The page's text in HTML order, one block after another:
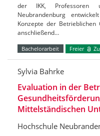
der IKK, Professoren
Neubrandenburg
Konzepte der Betrieblichen
anschließend…
Bachelorarbeit Freier
Sylvia Bahrke
Evaluation in der
Mittelständischen
Hochschule